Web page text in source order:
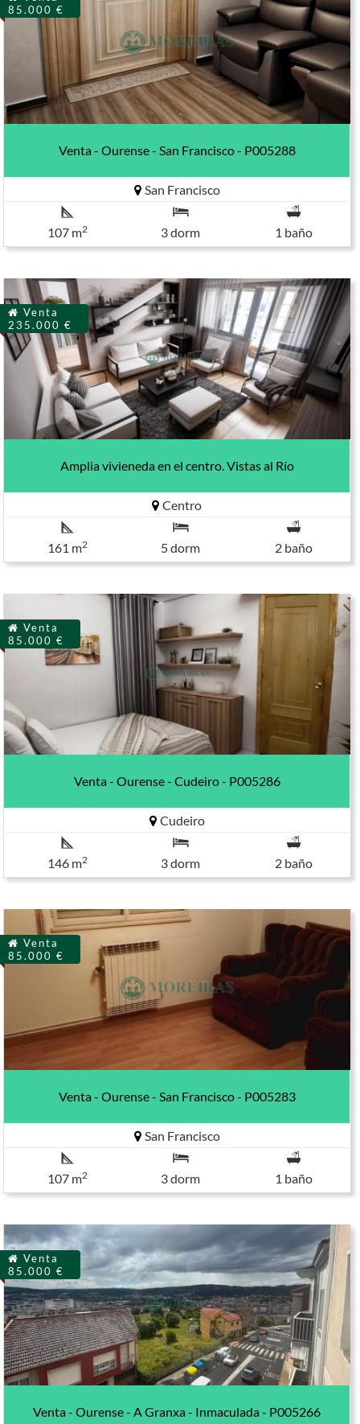
85.000 €
Venta - Ourense - San Francisco - P005288
San Francisco
107 m2 3 dorm 1 baño
Venta
235.000 €
Amplia vivieneda en el centro. Vistas al Río
Centro
161 m2 5 dorm 2 baño
Venta
85.000 €
Venta - Ourense - Cudeiro - P005286
Cudeiro
146 m2 3 dorm 2 baño
Venta
85.000 €
Venta - Ourense - San Francisco - P005283
San Francisco
107 m2 3 dorm 1 baño
Venta
85.000 €
Venta - Ourense - A Granxa - Inmaculada - P005266